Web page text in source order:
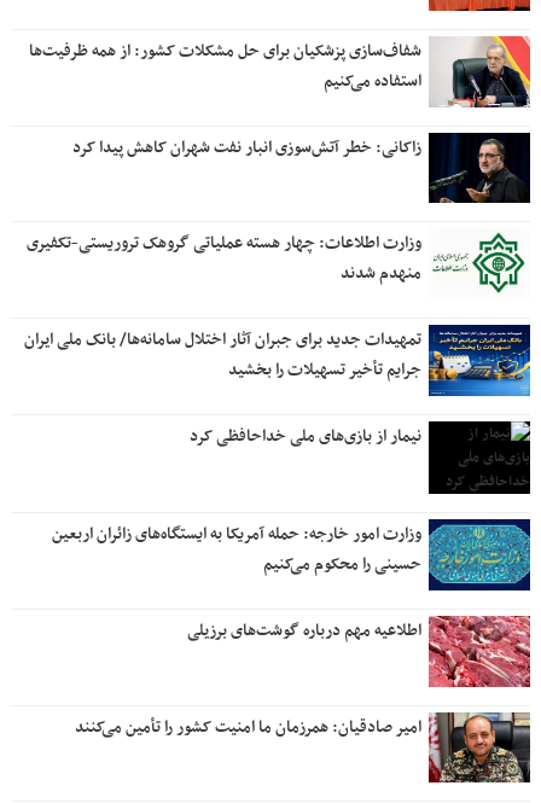
شفاف‌سازی پزشکیان برای حل مشکلات کشور: از همه ظرفیت‌ها
استفاده می‌کنیم
زاکانی: خطر آتش‌سوزی انبار نفت شهران کاهش پیدا کرد
وزارت اطلاعات: چهار هسته‌ عملیاتی گروهک‌ تروریستی-تکفیری
منهدم شدند
تمهیدات جدید برای جبران آثار اختلال سامانه‌ها/ بانک ملی ایران
جرایم تأخیر تسهیلات را بخشید
نیمار از بازی‌های ملی خداحافظی کرد
وزارت امور خارجه: حمله آمریکا به ایستگاه‌های زائران اربعین
حسینی را محکوم می‌کنیم
اطلاعیه مهم درباره گوشت‌های برزیلی
امیر صادقیان: همرزمان ما امنیت کشور را تأمین می‌کنند